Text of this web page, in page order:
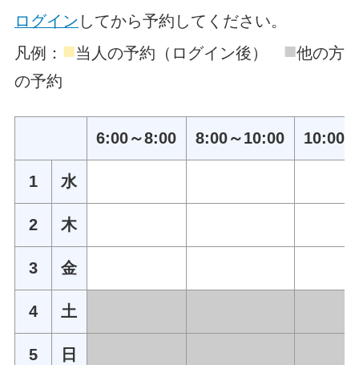
ログイン してから予約してください。
凡例： ■当人の予約（ログイン後） ■他の方
の予約
6:00～8:00 8:00～10:00 10:00
1 水
2 木
3 金
4 土
5 日